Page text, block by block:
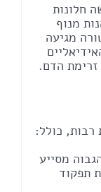
חלונות
מנוף
מגיעה
זרימת הדם.
רבות, כולל:
מסייע
תפקוד